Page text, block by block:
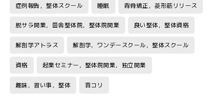
症例報告，整体スクール 睡眠 背骨矯正，菱形筋リリース
脱サラ開業，田舎整体院，整体院開業 良い整体，整体資格
解剖学アトラス 解剖学，ワンデースクール，整体スクール
資格 起業セミナー，整体院開業，独立開業
趣味，習い事，整体 首コリ